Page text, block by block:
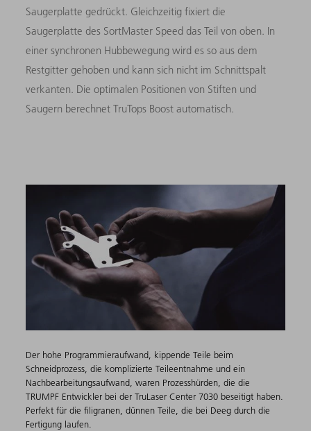
Saugerplatte gedrückt. Gleichzeitig fixiert die
Saugerplatte des SortMaster Speed das Teil von oben. In
einer synchronen Hubbewegung wird es so aus dem
Restgitter gehoben und kann sich nicht im Schnittspalt
verkanten. Die optimalen Positionen von Stiften und
Saugern berechnet TruTops Boost automatisch.
Der hohe Programmieraufwand, kippende Teile beim
Schneidprozess, die komplizierte Teileentnahme und ein
Nachbearbeitungsaufwand, waren Prozesshürden, die die
TRUMPF Entwickler bei der TruLaser Center 7030 beseitigt haben.
Perfekt für die filigranen, dünnen Teile, die bei Deeg durch die
Fertigung laufen.